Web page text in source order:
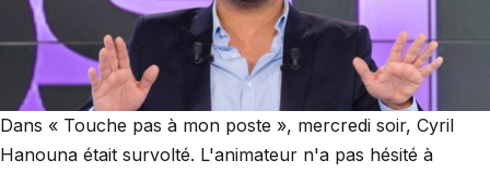
Dans « Touche pas à mon poste », mercredi soir, Cyril
Hanouna était survolté. L'animateur n'a pas hésité à